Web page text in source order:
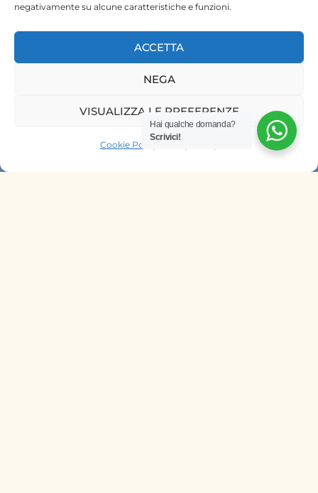
negativamente su alcune caratteristiche e funzioni.
ACCETTA
NEGA
VISUALIZZA LE PREFERENZE
Cookie Policy
SAFARI KENYA
Hai qualche domanda?
Scrivici!